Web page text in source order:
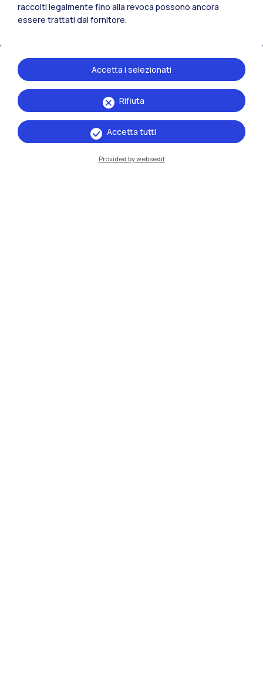
raccolti legalmente fino alla revoca possono ancora
essere trattati dal fornitore.
Rifiuta
Accetta i selezionati
Accetta tutti
Provided by websedit